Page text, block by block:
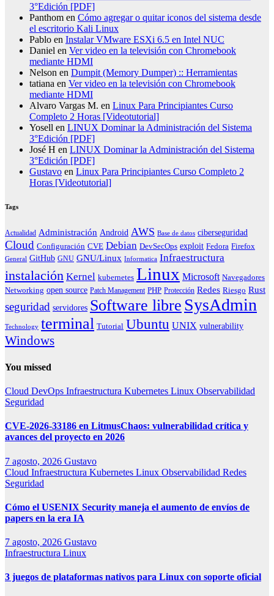
3°Edición [PDF]
Panthom en Cómo agregar o quitar iconos del sistema desde
el escritorio Kali Linux
Pablo en Instalar VMware ESXi 6.5 en Intel NUC
Daniel en Ver video en la televisión con Chromebook
mediante HDMI
Nelson en Dumpit (Memory Dumper) :: Herramientas
tatiana en Ver video en la televisión con Chromebook
mediante HDMI
Alvaro Vargas M. en Linux Para Principiantes Curso
Completo 2 Horas [Videotutorial]
Yosell en LINUX Dominar la Administración del Sistema
3°Edición [PDF]
José H en LINUX Dominar la Administración del Sistema
3°Edición [PDF]
Gustavo en Linux Para Principiantes Curso Completo 2
Horas [Videotutorial]
Tags
Actualidad Administración Android AWS Base de datos ciberseguridad
Cloud Configuración CVE Debian DevSecOps exploit Fedora Firefox
General GitHub GNU GNU/Linux Informatica Infraestructura
instalación Kernel kubernetes Linux Microsoft Navegadores
Networking open source Patch Management PHP Protección Redes Riesgo Rust
seguridad servidores Software libre SysAdmin
Technology terminal Tutorial Ubuntu UNIX vulnerability
Windows
You missed
Cloud DevOps Infraestructura Kubernetes Linux Observabilidad
Seguridad
CVE-2026-33186 en LitmusChaos: vulnerabilidad crítica y
avances del proyecto en 2026
7 agosto, 2026 Gustavo
Cloud Infraestructura Kubernetes Linux Observabilidad Redes
Seguridad
Cómo el USENIX Security maneja el aumento de envíos de
papers en la era IA
7 agosto, 2026 Gustavo
Infraestructura Linux
3 juegos de plataformas nativos para Linux con soporte oficial